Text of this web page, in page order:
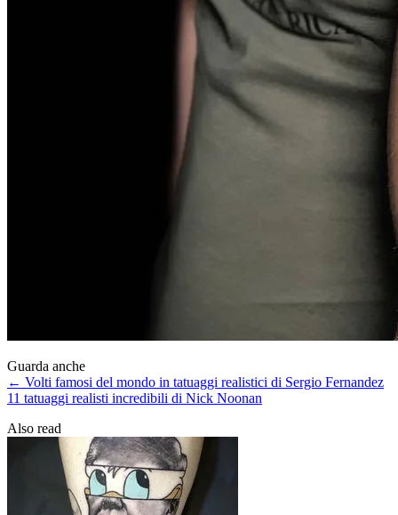
Guarda anche
← Volti famosi del mondo in tatuaggi realistici di Sergio Fernandez
11 tatuaggi realisti incredibili di Nick Noonan
Also read